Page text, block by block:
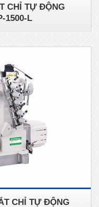
CHỈ TỰ ĐỘNG
1500-L
CHỈ TỰ ĐỘNG